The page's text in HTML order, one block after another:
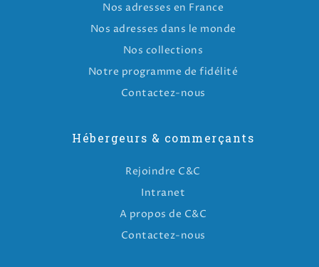
Nos adresses en France
Nos adresses dans le monde
Nos collections
Notre programme de fidélité
Contactez-nous
Hébergeurs & commerçants
Rejoindre C&C
Intranet
A propos de C&C
Contactez-nous